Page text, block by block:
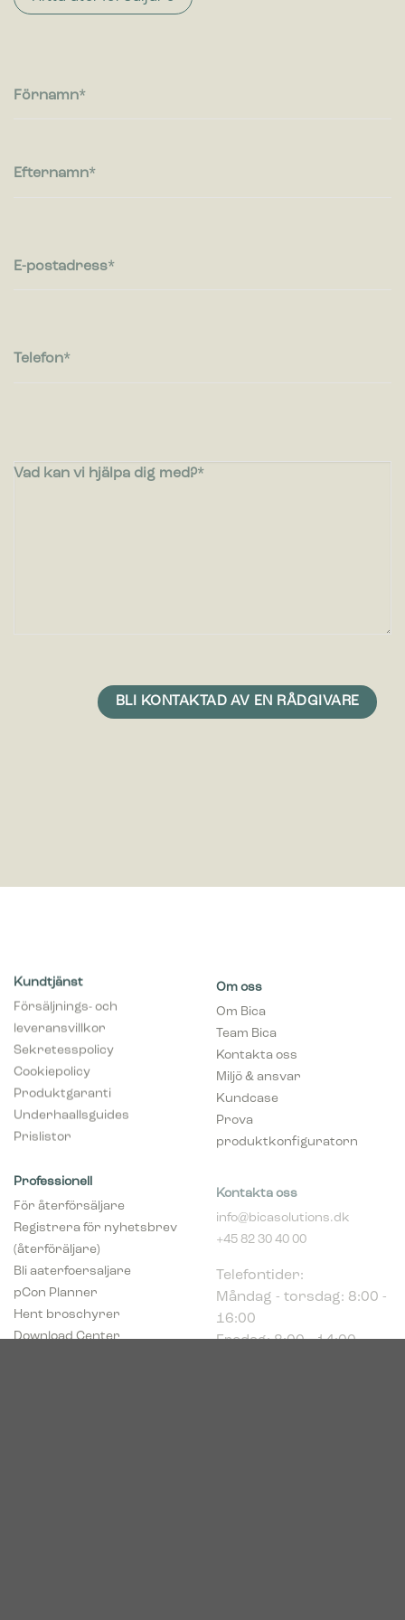
därmed mer värdefull för utgivare och
Förnamn
Efternamn
E-postadress
Telefon
Vad kan vi hjälpa dig med?
Kundtjänst
Försäljnings- och
leveransvillkor
Sekretesspolicy
Cookiepolicy
Produktgaranti
Underhaallsguides
Prislistor
Om oss
Om Bica
Team Bica
Kontakta oss
Miljö & ansvar
Kundcase
Prova
produktkonfiguratorn
Professionell
För återförsäljare
Registrera för nyhetsbrev
(återföräljare)
Bli aaterfoersaljare
pCon Planner
Hent broschyrer
Download Center
+45 82 30 40 00